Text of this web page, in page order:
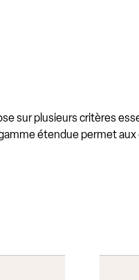
sur plusieurs critères
étendue permet